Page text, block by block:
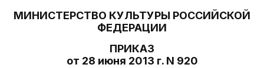
МИНИСТЕРСТВО КУЛЬТУРЫ РОССИЙСКОЙ
ФЕДЕРАЦИИ
ПРИКАЗ
от 28 июня 2013 г. N 920